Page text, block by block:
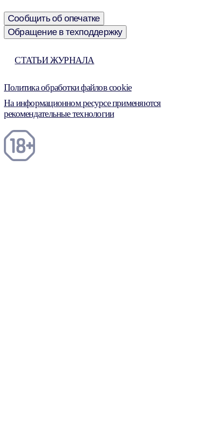
Сообщить об опечатке
Обращение в техподдержку
СТАТЬИ ЖУРНАЛА
Политика обработки файлов cookie
На информационном ресурсе применяются
рекомендательные технологии